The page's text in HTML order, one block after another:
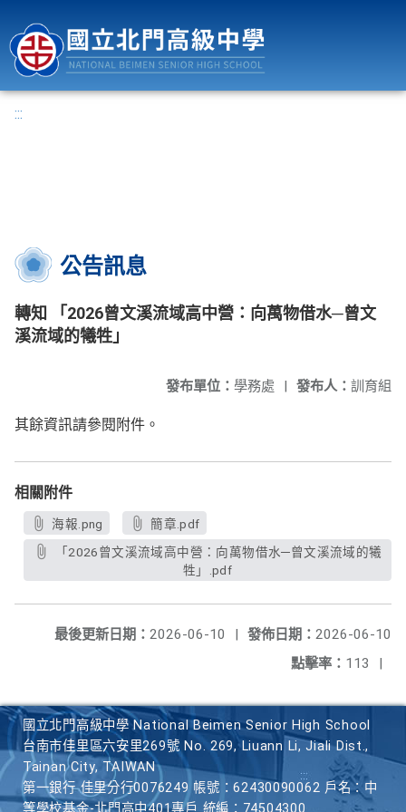
:::
公告訊息
轉知 「2026曾文溪流域高中營：向萬物借水─曾文
溪流域的犧牲」
發布人： 訓育組
發布單位： 學務處 |
其餘資訊請參閱附件。
相關附件
海報.png
簡章.pdf
牲」.pdf
發佈日期： 2026-06-10
最後更新日期： 2026-06-10
|
點擊率： 113 |
國立北門高級中學 National Beimen Senior High School
台南市佳里區六安里269號 No. 269, Liuann Li, Jiali Dist.,
Tainan City, TAIWAN
第一銀行 佳里分行0076249 帳號：62430090062 戶名：中
等學校基金-北門高中401專戶 統編：74504300